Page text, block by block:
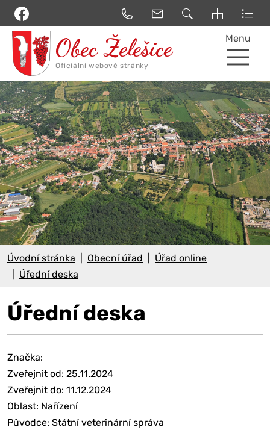
Menu
Úvodní stránka Obecní úřad
Úřad online
Úřední deska
Úřední deska
Značka:
Zveřejnit od: 25.11.2024
Zveřejnit do: 11.12.2024
Oblast: Nařízení
Původce: Státní veterinární správa